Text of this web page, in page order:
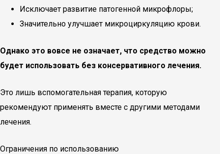
Исключает развитие патогенной микрофлоры;
Значительно улучшает микроциркуляцию крови.
Однако это вовсе не означает, что средство можно
будет использовать без консервативного лечения.
Это лишь вспомогательная терапия, которую
рекомендуют применять вместе с другими методами
лечения.
Ограничения по использованию